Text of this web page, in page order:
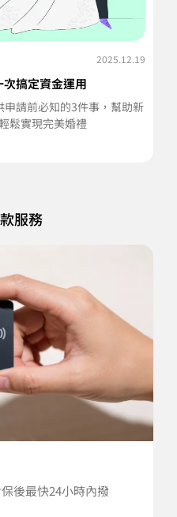
2025.12.19
搞定資金運用
請前必知的3件事，幫助新
鬆實現完美婚禮
服務
後最快24小時內撥